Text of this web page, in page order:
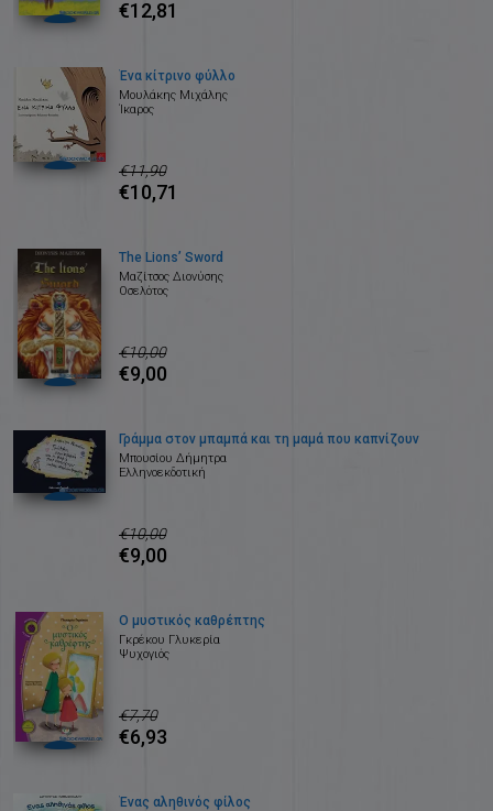
€12,81
Ένα κίτρινο φύλλο
Μουλάκης Μιχάλης
Ίκαρος
€11,90
€10,71
The Lions’ Sword
Μαζίτσος Διονύσης
Οσελότος
€10,00
€9,00
Γράμμα στον μπαμπά και τη μαμά που καπνίζουν
Μπουσίου Δήμητρα
Ελληνοεκδοτική
€10,00
€9,00
Ο μυστικός καθρέπτης
Γκρέκου Γλυκερία
Ψυχογιός
€7,70
€6,93
Ένας αληθινός φίλος